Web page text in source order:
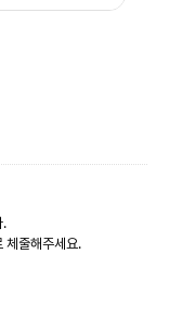
.
체줄해주세요.